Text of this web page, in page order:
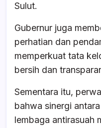
Sulut.
Gubernur juga
perhatian dan
memperkuat tata
bersih dan
Sementara itu,
bahwa sinergi
lembaga antirasuah